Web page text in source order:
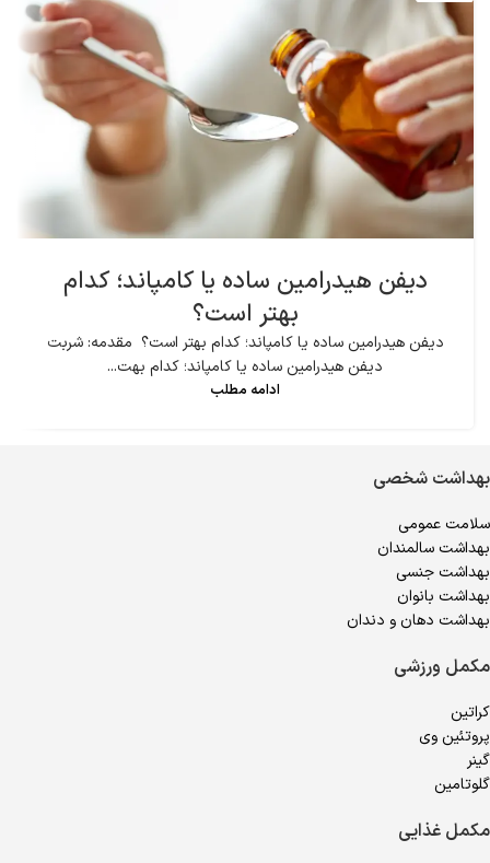
دیفن هیدرامین ساده یا کامپاند؛ کدام
بهتر است؟
دیفن هیدرامین ساده یا کامپاند؛ کدام بهتر است؟ مقدمه: شربت
دیفن هیدرامین ساده یا کامپاند؛ کدام بهت...
ادامه مطلب
بهداشت شخصی
سلامت عمومی
بهداشت سالمندان
بهداشت جنسی
بهداشت بانوان
بهداشت دهان و دندان
مکمل ورزشی
کراتین
پروتئین وی
گینر
گلوتامین
مکمل غذایی